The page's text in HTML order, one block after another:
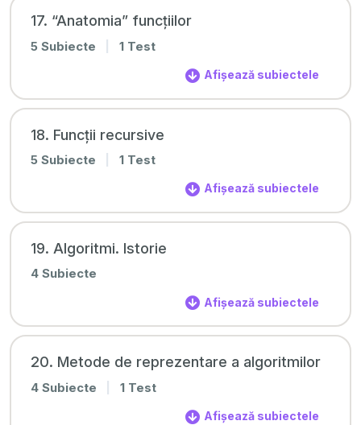
17. “Anatomia” funcțiilor
5 Subiecte 1 Test
Afișează subiectele
18. Funcții recursive
5 Subiecte 1 Test
Afișează subiectele
19. Algoritmi. Istorie
4 Subiecte
Afișează subiectele
20. Metode de reprezentare a algoritmilor
4 Subiecte 1 Test
Afișează subiectele